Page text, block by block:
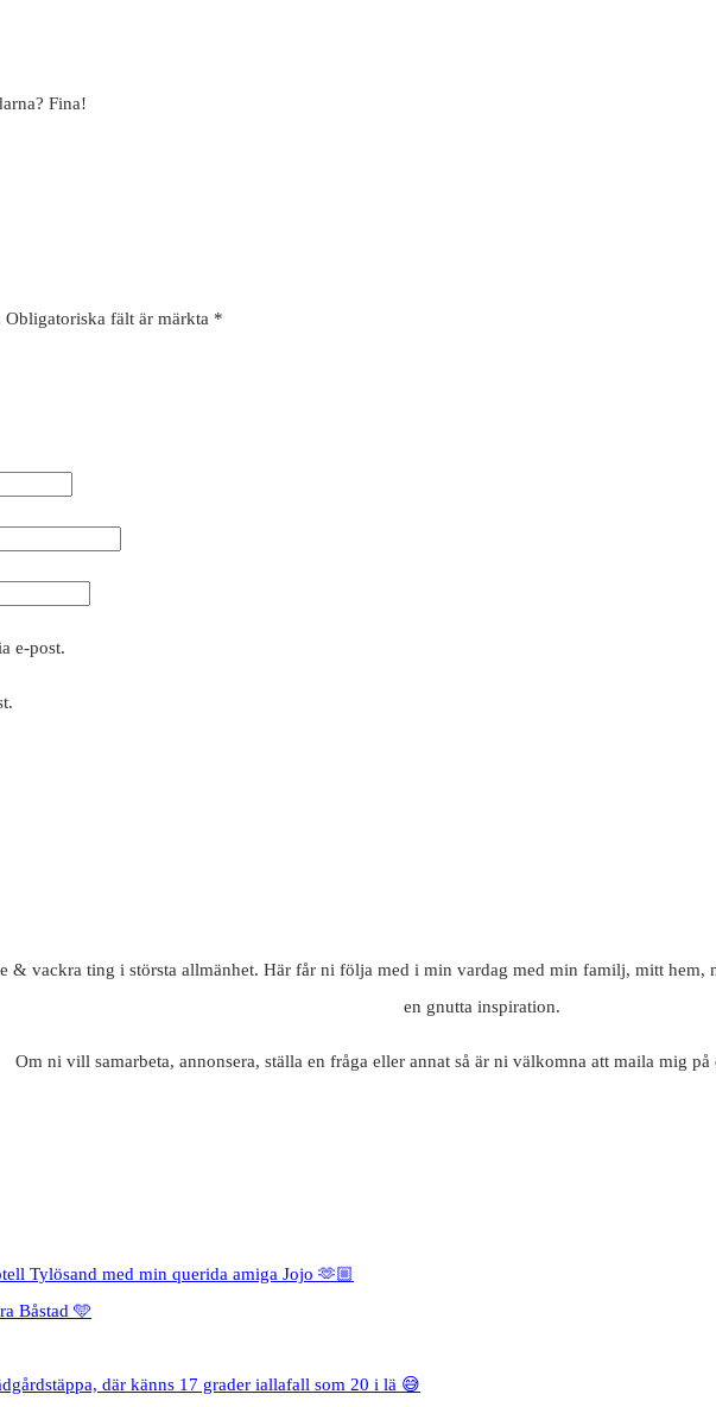
Fina!
Obligatoriska fält är märkta *
e-post.
& vackra ting i största allmänhet. Här får ni följa med i min vardag med min familj, mitt hem,
en gnutta inspiration.
Om ni vill samarbeta, annonsera, ställa en fråga eller annat så är ni välkomna att maila mig
Tylösand med min querida amiga Jojo 🫶🏼
Båstad 🩵
där känns 17 grader iallafall som 20 i lä 😅